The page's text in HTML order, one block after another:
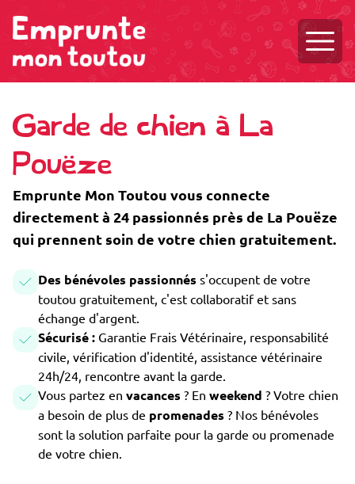
Garde de chien à La
Pouëze
Emprunte Mon Toutou vous connecte
directement à 24 passionnés près de La Pouëze
qui prennent soin de votre chien gratuitement.
Des bénévoles passionnés s'occupent de votre
toutou gratuitement, c'est collaboratif et sans
échange d'argent.
Sécurisé : Garantie Frais Vétérinaire, responsabilité
civile, vérification d'identité, assistance vétérinaire
24h/24, rencontre avant la garde.
Vous partez en vacances ? En weekend ? Votre chien
a besoin de plus de promenades ? Nos bénévoles
sont la solution parfaite pour la garde ou promenade
de votre chien.